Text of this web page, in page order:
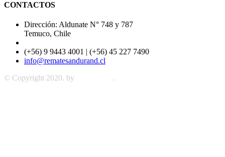
CONTACTOS
Dirección: Aldunate N° 748 y 787
Temuco, Chile
(+56) 9 9443 4001 | (+56) 45 227 7490
info@rematesandurand.cl
© Copyright 2020. by
.